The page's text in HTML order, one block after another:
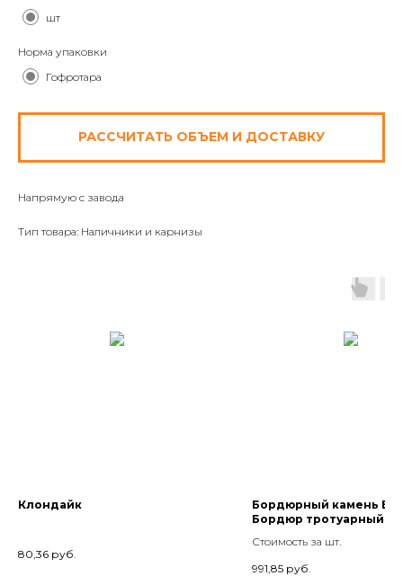
шт
Норма упаковки
Гофротара
РАССЧИТАТЬ ОБЪЕМ И ДОСТАВКУ
Напрямую с завода
Тип товара: Наличники и карнизы
Клондайк
80,36 руб.
Бордюрный камень
Бордюр тротуарный БР
Стоимость за шт.
991,85 руб.